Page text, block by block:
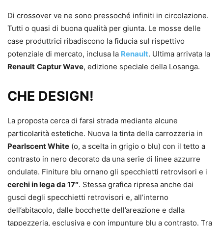
Di crossover ve ne sono pressoché infiniti in circolazione.
Tutti o quasi di buona qualità per giunta. Le mosse delle
case produttrici ribadiscono la fiducia sul rispettivo
potenziale di mercato, inclusa la Renault. Ultima arrivata la
Renault Captur Wave, edizione speciale della Losanga.
CHE DESIGN!
La proposta cerca di farsi strada mediante alcune
particolarità estetiche. Nuova la tinta della carrozzeria in
Pearlscent White (o, a scelta in grigio o blu) con il tetto a
contrasto in nero decorato da una serie di linee azzurre
ondulate. Finiture blu ornano gli specchietti retrovisori e i
cerchi in lega da 17″. Stessa grafica ripresa anche dai
gusci degli specchietti retrovisori e, all’interno
dell’abitacolo, dalle bocchette dell’areazione e dalla
tappezzeria, esclusiva e con impunture blu a contrasto. Tra